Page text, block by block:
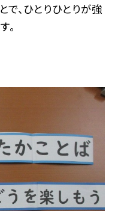
で、ひとりひとりが強
。